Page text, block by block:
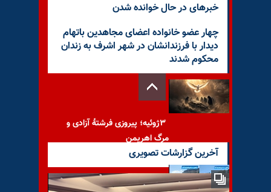
خبرهای در حال خوانده شدن
چهار عضو خانواده اعضای مجاهدین باتهام
دیدار با فرزندانشان در شهر اشرف به زندان
محکوم شدند
۳ژوئیه؛ پیروزی فرشتهٔ آزادی و
مرگ اهریمن
آخرین گزارشات تصویری